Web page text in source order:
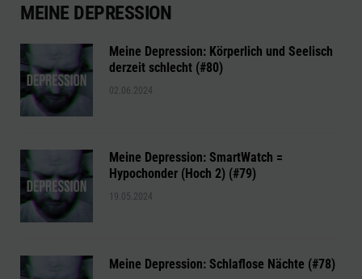
MEINE DEPRESSION
Meine Depression: Körperlich und Seelisch
derzeit schlecht (#80)
02.06.2024
Meine Depression: SmartWatch =
Hypochonder (Hoch 2) (#79)
19.05.2024
Meine Depression: Schlaflose Nächte (#78)